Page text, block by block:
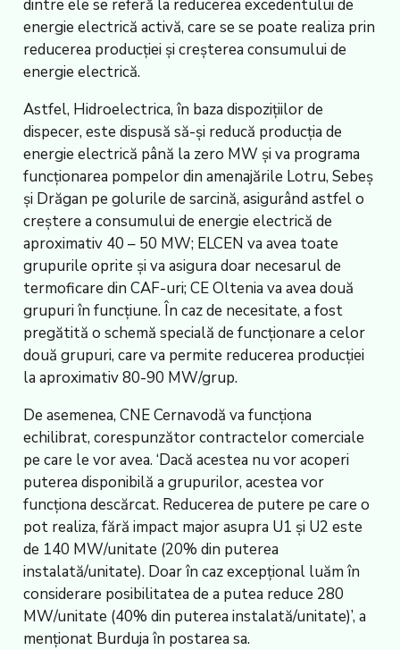
dintre ele se referă la reducerea excedentului de
energie electrică activă, care se se poate realiza prin
reducerea producției și creșterea consumului de
energie electrică.
Astfel, Hidroelectrica, în baza dispozițiilor de
dispecer, este dispusă să-și reducă producția de
energie electrică până la zero MW și va programa
funcționarea pompelor din amenajările Lotru, Sebeș
și Drăgan pe golurile de sarcină, asigurând astfel o
creștere a consumului de energie electrică de
aproximativ 40 – 50 MW; ELCEN va avea toate
grupurile oprite și va asigura doar necesarul de
termoficare din CAF-uri; CE Oltenia va avea două
grupuri în funcțiune. În caz de necesitate, a fost
pregătită o schemă specială de funcționare a celor
două grupuri, care va permite reducerea producției
la aproximativ 80-90 MW/grup.
De asemenea, CNE Cernavodă va funcționa
echilibrat, corespunzător contractelor comerciale
pe care le vor avea. ‘Dacă acestea nu vor acoperi
puterea disponibilă a grupurilor, acestea vor
funcționa descărcat. Reducerea de putere pe care o
pot realiza, fără impact major asupra U1 și U2 este
de 140 MW/unitate (20% din puterea
instalată/unitate). Doar în caz excepțional luăm în
considerare posibilitatea de a putea reduce 280
MW/unitate (40% din puterea instalată/unitate)’, a
menționat Burduja în postarea sa.